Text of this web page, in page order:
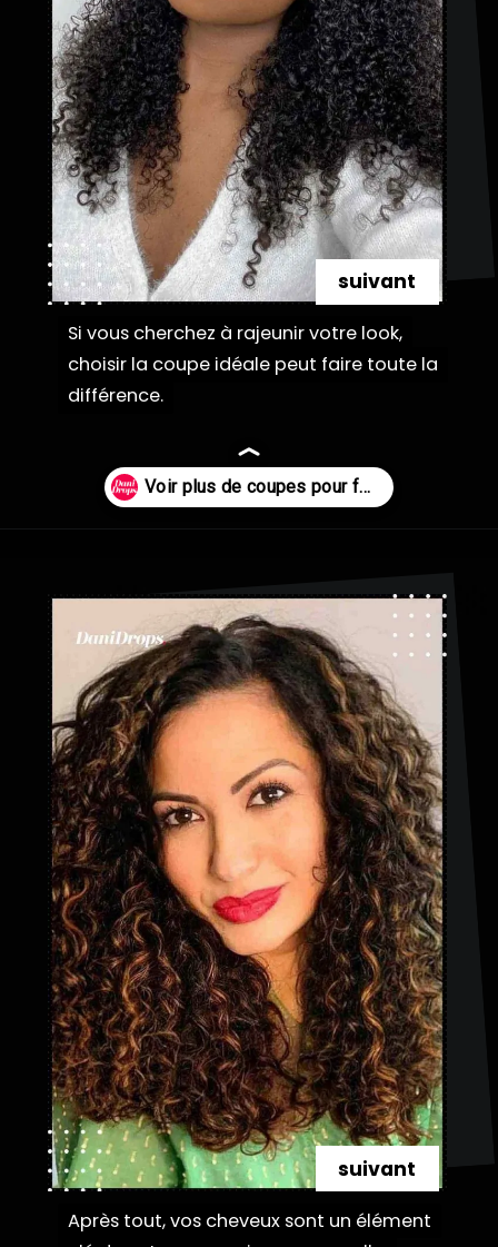
Si vous cherchez à rajeunir votre look,
choisir la coupe idéale peut faire toute la
différence.
Si vous cherchez à rajeunir votre look,
choisir la coupe idéale peut faire toute la
différence.
suivant
Après tout, vos cheveux sont un élément
Après tout, vos cheveux sont un élément
suivant